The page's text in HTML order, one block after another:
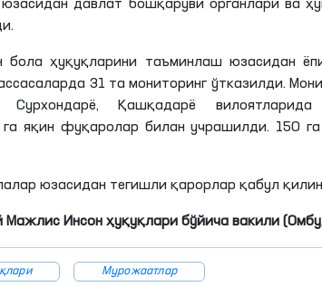
давлат бошқаруви органлари ва
бола ҳуқуқларини таъминлаш юзасидан
31 та мониторинг ўтказилди.
Қашқадарё вилоятларида
га яқин фуқаролар билан учрашилди. 150
юзасидан тегишли қарорлар қабул
Мажлис Инсон ҳуқуқлари бўйича вакили
Мурожаатлар